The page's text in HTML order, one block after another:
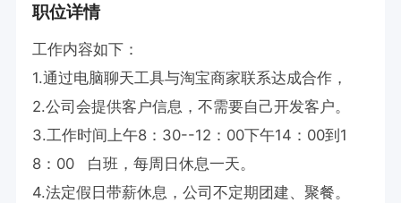
职位详情
工作内容如下：
1.通过电脑聊天工具与淘宝商家联系达成合作，
2.公司会提供客户信息，不需要自己开发客户。
3.工作时间上午8：30--12：00下午14：00到1
8：00   白班，每周日休息一天。
4.法定假日带薪休息，公司不定期团建、聚餐。